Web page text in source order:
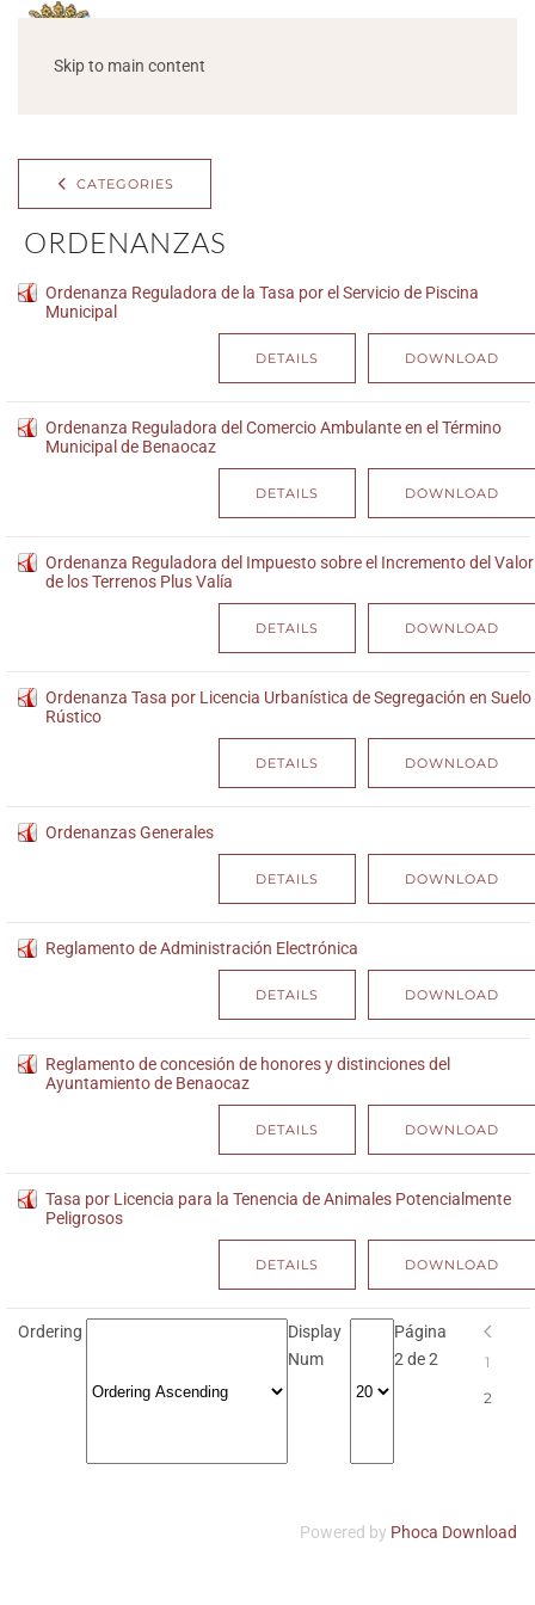
Skip to main content
CATEGORIES
ORDENANZAS
Ordenanza Reguladora de la Tasa por el Servicio de Piscina
Municipal
DOWNLOAD
DETAILS
Ordenanza Reguladora del Comercio Ambulante en el Término
Municipal de Benaocaz
DOWNLOAD
DETAILS
Ordenanza Reguladora del Impuesto sobre el Incremento del Valor
de los Terrenos Plus Valía
DOWNLOAD
DETAILS
Ordenanza Tasa por Licencia Urbanística de Segregación en Suelo
Rústico
DOWNLOAD
DETAILS
Ordenanzas Generales
DOWNLOAD
DETAILS
Reglamento de Administración Electrónica
DOWNLOAD
DETAILS
Reglamento de concesión de honores y distinciones del
Ayuntamiento de Benaocaz
DOWNLOAD
DETAILS
Tasa por Licencia para la Tenencia de Animales Potencialmente
Peligrosos
DOWNLOAD
DETAILS
Ordering
Display
Num
Página
2 de 2
1
2
Powered by Phoca Download